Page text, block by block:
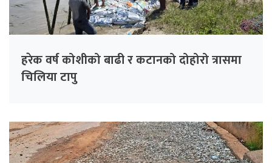
हरेक वर्ष कोशीको बाढी र कटानको दोहोरो त्रासमा
चिलिया टापु